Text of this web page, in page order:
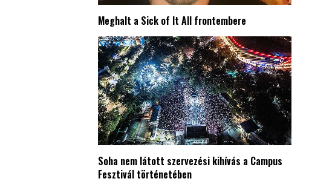
Meghalt a Sick of It All frontembere
Soha nem látott szervezési kihívás a Campus
Fesztivál történetében